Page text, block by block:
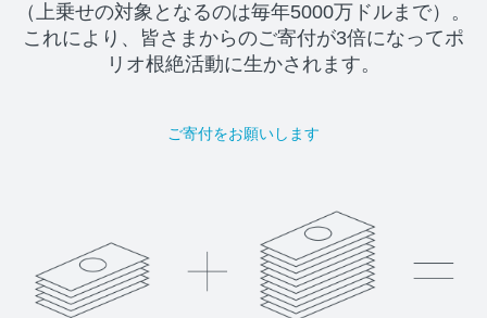
（上乗せの対象となるのは毎年5000万ドルまで）。
これにより、皆さまからのご寄付が3倍になってポ
リオ根絶活動に生かされます。
ご寄付をお願いします